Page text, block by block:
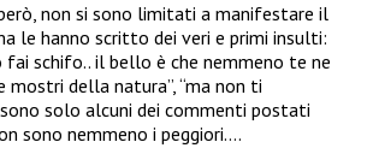
non si sono limitati a manifestare il
le hanno scritto dei veri e primi insulti:
fai schifo.. il bello è che nemmeno te ne
mostri della natura”, “ma non ti
solo alcuni dei commenti postati
sono nemmeno i peggiori….